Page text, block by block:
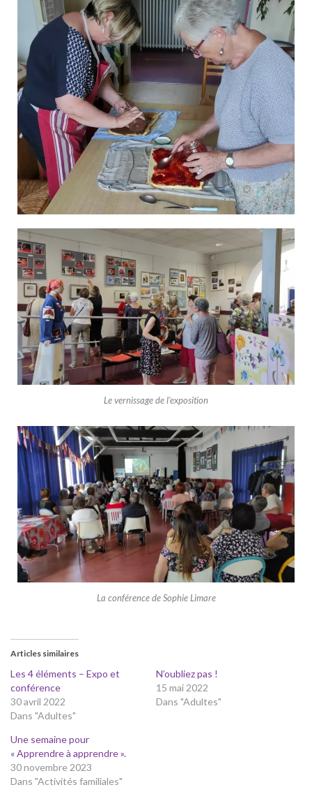
Le vernissage de l'exposition
La conférence de Sophie Limare
Articles similaires
Les 4 éléments – Expo et
conférence
30 avril 2022
Dans "Adultes"
N’oubliez pas !
15 mai 2022
Dans "Adultes"
Une semaine pour
« Apprendre à apprendre ».
30 novembre 2023
Dans "Activités familiales"